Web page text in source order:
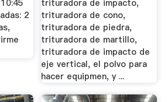
2
trituradora de impacto,
trituradora de cono,
trituradora de piedra,
trituradora de martillo,
trituradora de impacto de
eje vertical, el polvo para
hacer equipmen, y ...